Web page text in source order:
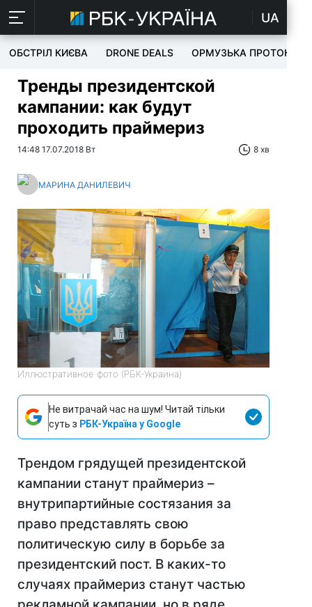
UA
ОБСТРІЛ КИЄВА DRONE DEALS ОРМУЗЬКА ПРОТОКА
Тренды президентской
кампании: как будут
проходить праймериз
14:48 17.07.2018 Вт 8 хв
МАРИНА ДАНИЛЕВИЧ
Иллюстративное фото (РБК-Украина)
Не витрачай час на шум! Читай тільки
суть з РБК-Україна у Google
Трендом грядущей президентской
кампании станут праймериз –
внутрипартийные состязания за
право представлять свою
политическую силу в борьбе за
президентский пост. В каких-то
случаях праймериз станут частью